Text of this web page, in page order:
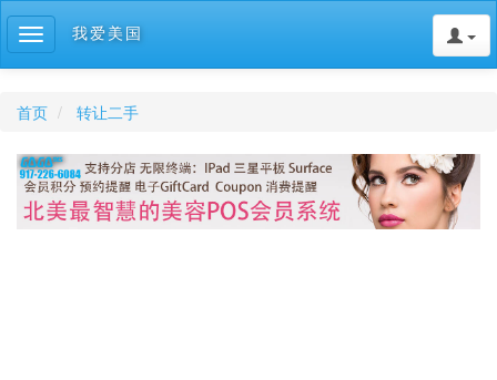
Toggle
navigation
我爱美国
首页 转让二手